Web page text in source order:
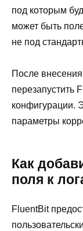
под которым
может быть
не под
После
перезапустить
конфигурации.
параметры
Как
поля к
FluentBit